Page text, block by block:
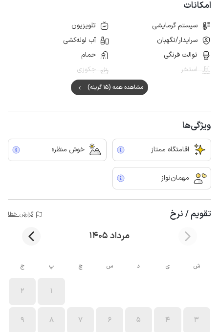
امکانات
سیستم گرمایشی
تلویزیون
سرایدار/نگهبان
آب لوله‌کشی
توالت فرنگی
حمام
استخر
جکوزی
مشاهده همه (15 گزینه)
ویژگی‌ها
اقامتگاه ممتاز خوش منظره
مهمان‌نواز
تقویم / نرخ گزارش خطا
مرداد 1405
ش ی د س چ پ ج
1
2
3
4
5
6
7
8
9